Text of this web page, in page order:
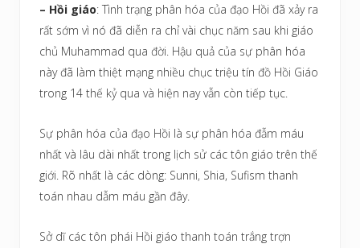
– Hồi giáo: Tình trạng phân hóa của đạo Hồi đã xảy ra
rất sớm vì nó đã diễn ra chỉ vài chục năm sau khi giáo
chủ Muhammad qua đời. Hậu quả của sự phân hóa
này đã làm thiệt mạng nhiều chục triệu tín đồ Hồi Giáo
trong 14 thế kỷ qua và hiện nay vẫn còn tiếp tục.
Sự phân hóa của đạo Hồi là sự phân hóa đẫm máu
nhất và lâu dài nhất trong lịch sử các tôn giáo trên thế
giới. Rõ nhất là các dòng: Sunni, Shia, Sufism thanh
toán nhau dẫm máu gần đây.
Sở dĩ các tôn phái Hồi giáo thanh toán trắng trợn